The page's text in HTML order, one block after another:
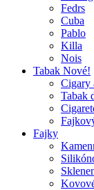
Fedrs
Cuba
Pablo
Killa
Nois
Tabak Nové!
Cigary
Tabak
Fajky